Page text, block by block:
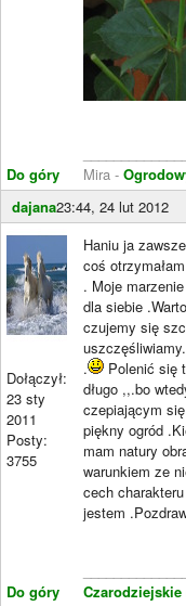
Do góry
Mira -
dajana23:44, 24 lut 2012
Dołączył:
23 sty
2011
Posty:
3755
Do góry
Haniu ja
coś
. Moje
dla siebie
czujemy się
.
Polenić się
długo ,,.bo
czepiającym
piękny ogród
mam natury
warunkiem ze
cech
jestem